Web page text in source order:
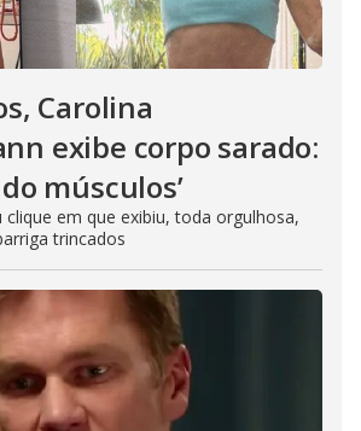
Carolina
exibe corpo sarado:
músculos’
em que exibiu, toda orgulhosa,
trincados